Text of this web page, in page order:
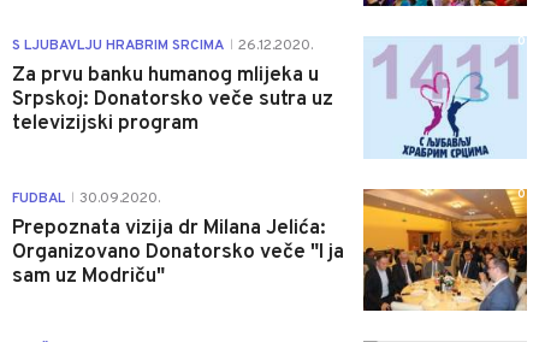
S LJUBAVLJU HRABRIM SRCIMA 26.12.2020.
Za prvu banku humanog mlijeka u
Srpskoj: Donatorsko veče sutra uz
televizijski program
0
FUDBAL 30.09.2020.
Prepoznata vizija dr Milana Jelića:
Organizovano Donatorsko veče "I ja
sam uz Modriču"
0